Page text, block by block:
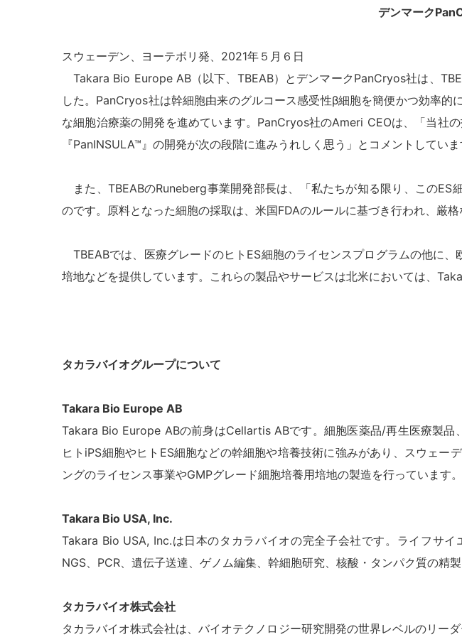
デンマーク
スウェーデン、ヨーテボリ発、2021年５月６日
Takara Bio Europe AB（以下、TBEAB）とデンマークPanCryos社は、
した。PanCryos社は幹細胞由来のグルコース感受性β細胞を簡便かつ効率
な細胞治療薬の開発を進めています。PanCryos社のAmeri CEOは、「当社
『PanINSULA™』の開発が次の段階に進みうれしく思う」とコメントしていま
また、TBEABのRuneberg事業開発部長は、「私たちが知る限り、このES
のです。原料となった細胞の採取は、米国FDAのルールに基づき行われ、厳
TBEABでは、医療グレードのヒトES細胞のライセンスプログラムの他に
培地などを提供しています。これらの製品やサービスは北米においては、
タカラバイオグループについて
Takara Bio Europe AB
Takara Bio Europe ABの前身はCellartis ABです。細胞医薬品/再生医療製品
ヒトiPS細胞やヒトES細胞などの幹細胞や培養技術に強みがあり、スウェ
ングのライセンス事業やGMPグレード細胞培養用培地の製造を行っています。
Takara Bio USA, Inc.
Takara Bio USA, Inc.は日本のタカラバイオの完全子会社です。ライフサ
NGS、PCR、遺伝子送達、ゲノム編集、幹細胞研究、核酸・タンパク質の精
タカラバイオ株式会社
タカラバイオ株式会社は、バイオテクノロジー研究開発の世界レベルのリー